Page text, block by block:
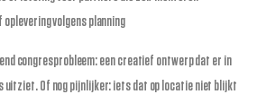
oplevering volgens planning
congresprobleem: een creatief ontwerp dat er in
uitziet. Of nog pijnlijker: iets dat op locatie niet blijkt